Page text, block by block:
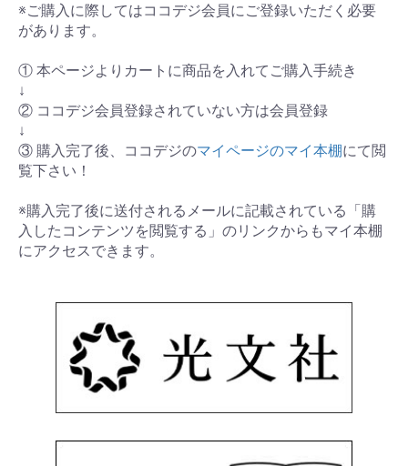
※ご購入に際してはココデジ会員にご登録いただく必要
があります。
① 本ページよりカートに商品を入れてご購入手続き
↓
② ココデジ会員登録されていない方は会員登録
↓
③ 購入完了後、ココデジのマイページのマイ本棚にて閲
覧下さい！
※購入完了後に送付されるメールに記載されている「購
入したコンテンツを閲覧する」のリンクからもマイ本棚
にアクセスできます。